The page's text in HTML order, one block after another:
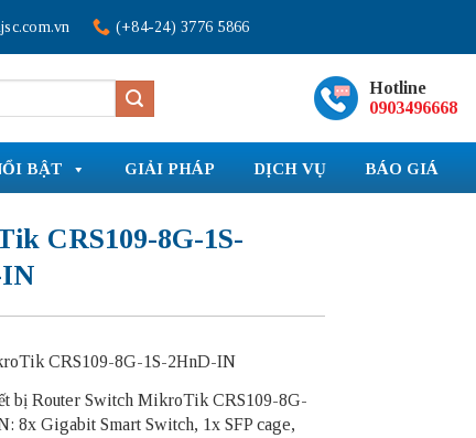
(+84-24) 3776 5866
Hotline
0903496668
BẬT GIẢI PHÁP DỊCH VỤ BÁO GIÁ
CRS109-8G-1S-
CRS109-8G-1S-2HnD-IN
bị Router Switch MikroTik CRS109-8G-
8x Gigabit Smart Switch, 1x SFP cage,